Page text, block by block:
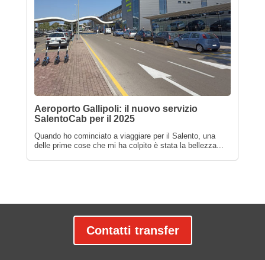
Aeroporto Gallipoli: il nuovo servizio
SalentoCab per il 2025
Quando ho cominciato a viaggiare per il Salento, una
delle prime cose che mi ha colpito è stata la bellezza...
Contatti transfer